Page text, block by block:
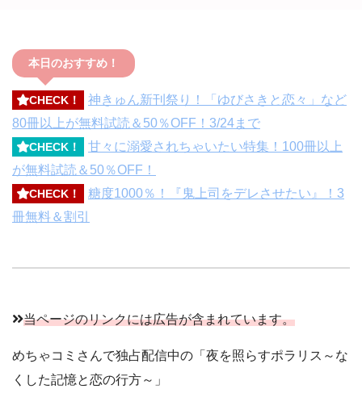
本日のおすすめ！
CHECK！
神きゅん新刊祭り！「ゆびさきと恋々」など
80冊以上が無料試読＆50％OFF！3/24まで
CHECK！
甘々に溺愛されちゃいたい特集！100冊以上
が無料試読＆50％OFF！
CHECK！
糖度1000％！『鬼上司をデレさせたい』！3
冊無料＆割引
当ページのリンクには広告が含まれています。
めちゃコミさんで独占配信中の「夜を照らすポラリス～な
くした記憶と恋の行方～」